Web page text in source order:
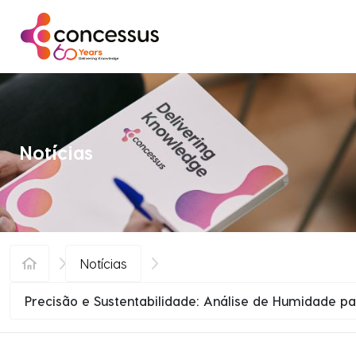
Notícias
Notícias
Precisão e Sustentabilidade: Análise de Humidade